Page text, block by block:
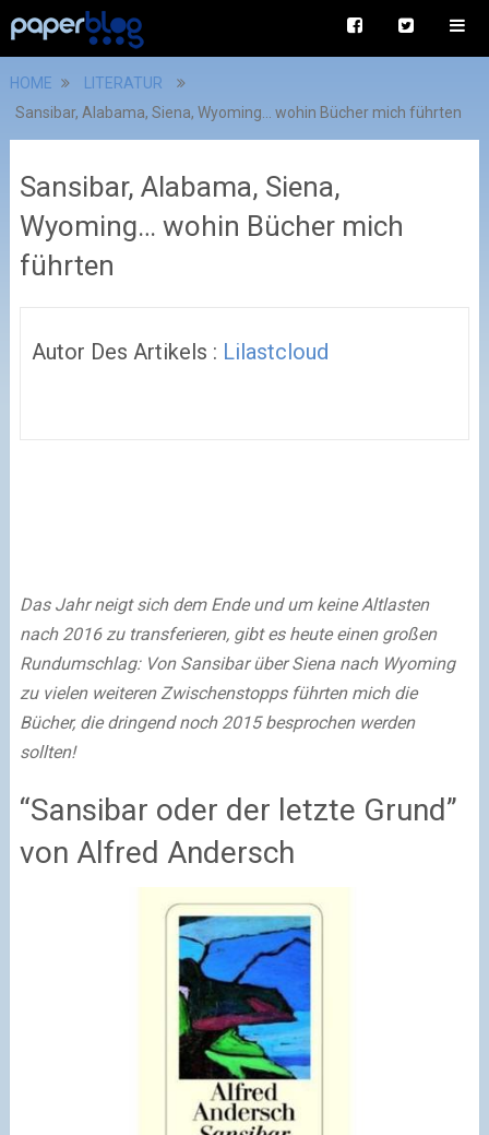
HOME
LITERATUR
Sansibar, Alabama, Siena, Wyoming… wohin Bücher mich führten
Sansibar, Alabama, Siena,
Wyoming… wohin Bücher mich
führten
Autor Des Artikels : Lilastcloud
Das Jahr neigt sich dem Ende und um keine Altlasten
nach 2016 zu transferieren, gibt es heute einen großen
Rundumschlag: Von Sansibar über Siena nach Wyoming
zu vielen weiteren Zwischenstopps führten mich die
Bücher, die dringend noch 2015 besprochen werden
sollten!
“Sansibar oder der letzte Grund”
von Alfred Andersch